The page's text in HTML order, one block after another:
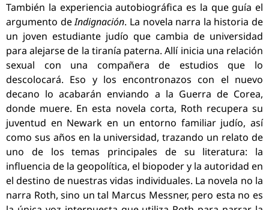
También la experiencia autobiográfica es la que guía el
argumento deIndignación. La novela narra la historia de
un joven estudiante judío que cambia de universidad
para alejarse de la tiranía paterna. Allí inicia una relación
sexual con una compañera de estudios que lo
descolocará. Eso y los encontronazos con el nuevo
decano lo acabarán enviando a la Guerra de Corea,
donde muere. En esta novela corta, Roth recupera su
juventud en Newark en un entorno familiar judío, así
como sus años en la universidad, trazando un relato de
uno de los temas principales de su literatura: la
influencia de la geopolítica, el biopoder y la autoridad en
el destino de nuestras vidas individuales. La novela no la
narra Roth, sino un tal Marcus Messner, pero esta no es